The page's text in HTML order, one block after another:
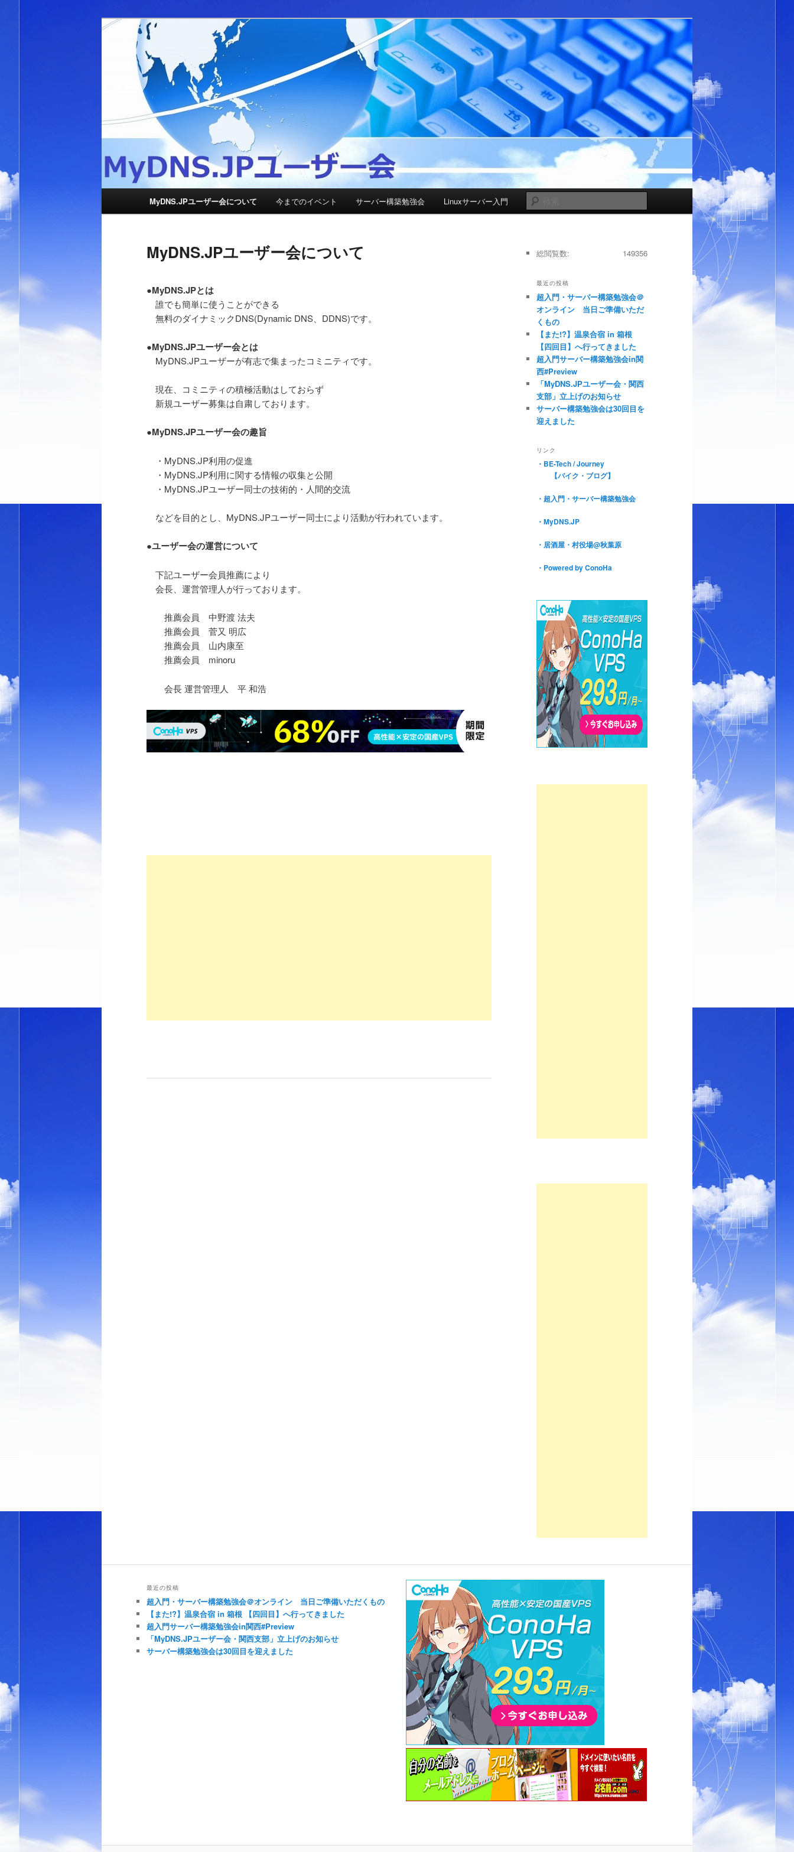
MyDNS.JPユーザー会
索
MyDNS.JPユーザー会について 今までのイベント サーバー構築勉強会 Linuxサーバー入門
MyDNS.JPユーザー会について
●MyDNS.JPとは
誰でも簡単に使うことができる
無料のダイナミックDNS(Dynamic DNS、DDNS)です。
●MyDNS.JPユーザー会とは
MyDNS.JPユーザーが有志で集まったコミニティです。
現在、コミニティの積極活動はしておらず
新規ユーザー募集は自粛しております。
●MyDNS.JPユーザー会の趣旨
・MyDNS.JP利用の促進
・MyDNS.JP利用に関する情報の収集と公開
・MyDNS.JPユーザー同士の技術的・人間的交流
などを目的とし、MyDNS.JPユーザー同士により活動が行われています。
●ユーザー会の運営について
下記ユーザー会員推薦により
会長、運営管理人が行っております。
推薦会員 中野渡 法夫
推薦会員 菅又 明広
推薦会員 山内康至
推薦会員 minoru
会長 運営管理人 平 和浩
149356
総閲覧数:
最近の投稿
超入門・サーバー構築勉強会＠
オンライン 当日ご準備いただ
くもの
【また!?】温泉合宿 in 箱根
【四回目】へ行ってきました
超入門サーバー構築勉強会in関
西#Preview
「MyDNS.JPユーザー会・関西
支部」立上げのお知らせ
サーバー構築勉強会は30回目を
迎えました
リンク
・ BE-Tech / Journey
【バイク・ブログ】
・ 超入門・サーバー構築勉強会
・MyDNS.JP
・ 居酒屋・村役場@秋葉原
・Powered by ConoHa
最近の投稿
超入門・サーバー構築勉強会＠オンライン 当日ご準備いただくもの
【また!?】温泉合宿 in 箱根 【四回目】へ行ってきました
超入門サーバー構築勉強会in関西#Preview
「MyDNS.JPユーザー会・関西支部」立上げのお知らせ
サーバー構築勉強会は30回目を迎えました